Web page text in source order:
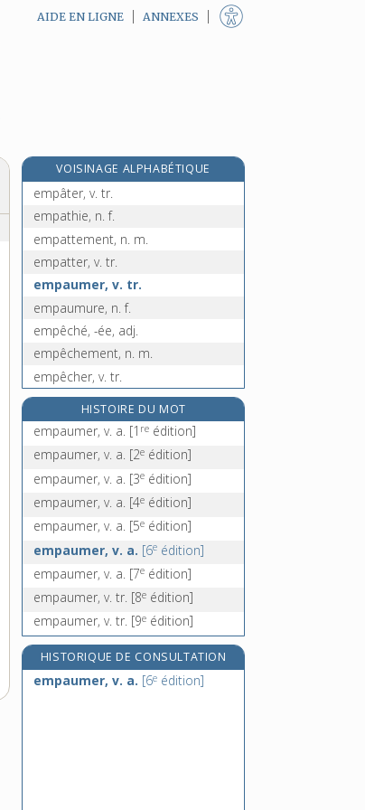
AIDE EN LIGNE ANNEXES
VOISINAGE ALPHABÉTIQUE
empâtement, n. m.
empâter, v. tr.
empathie, n. f.
empattement, n. m.
empatter, v. tr.
empaumer, v. tr.
empaumure, n. f.
empêché, -ée, adj.
empêchement, n. m.
empêcher, v. tr.
empêcheur, -euse, n.
empeigne, n. f.
empenne, n. f.
HISTOIRE DU MOT
empaumer, v. a. [1 re édition]
empaumer, v. a. [2e édition]
empaumer, v. a. [3e édition]
empaumer, v. a. [4e édition]
empaumer, v. a. [5e édition]
empaumer, v. a. [6e édition]
empaumer, v. a. [7e édition]
empaumer, v. tr. [8e édition]
empaumer, v. tr. [9e édition]
HISTORIQUE DE CONSULTATION
empaumer, v. a. [6e édition]